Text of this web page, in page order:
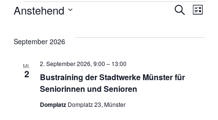
Veranstaltungen SucheListe
Anstehend
September 2026
MI.
2
Bustraining der Stadtwerke Münster für
Seniorinnen und Senioren
2. September 2026, 9:00 – 13:00
Domplatz Domplatz 23, Münster